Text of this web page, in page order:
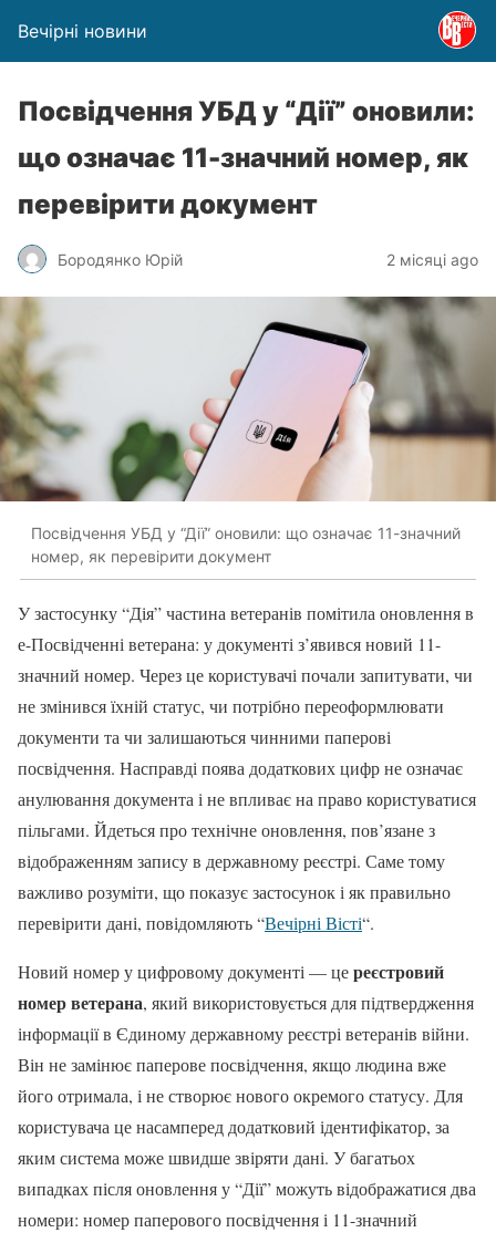
Вечірні новини
Посвідчення УБД у “Дії” оновили:
що означає 11-значний номер, як
перевірити документ
Бородянко Юрій 2 місяці ago
Посвідчення УБД у “Дії” оновили: що означає 11-значний
номер, як перевірити документ
У застосунку “Дія” частина ветеранів помітила оновлення в
е-Посвідченні ветерана: у документі з’явився новий 11-
значний номер. Через це користувачі почали запитувати, чи
не змінився їхній статус, чи потрібно переоформлювати
документи та чи залишаються чинними паперові
посвідчення. Насправді поява додаткових цифр не означає
анулювання документа і не впливає на право користуватися
пільгами. Йдеться про технічне оновлення, пов’язане з
відображенням запису в державному реєстрі. Саме тому
важливо розуміти, що показує застосунок і як правильно
перевірити дані, повідомляють “Вечірні Вісті“.
Новий номер у цифровому документі — цереєстровий
номер ветерана, який використовується для підтвердження
інформації в Єдиному державному реєстрі ветеранів війни.
Він не замінює паперове посвідчення, якщо людина вже
його отримала, і не створює нового окремого статусу. Для
користувача це насамперед додатковий ідентифікатор, за
яким система може швидше звіряти дані. У багатьох
випадках після оновлення у “Дії” можуть відображатися два
номери: номер паперового посвідчення і 11-значний